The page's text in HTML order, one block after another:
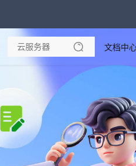
热销
成都电
文档中